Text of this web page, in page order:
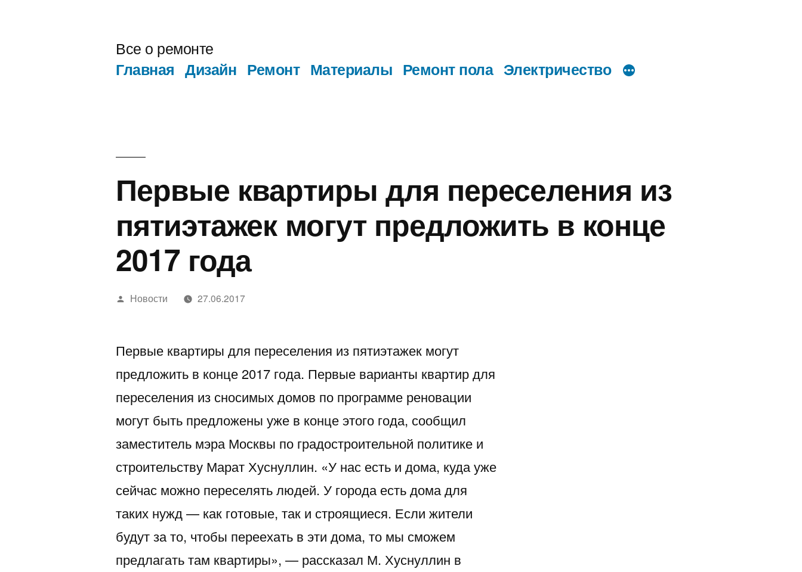
Все о ремонте
Главная Дизайн Ремонт Материалы Ремонт пола Электричество
Первые квартиры для переселения из
пятиэтажек могут предложить в конце
2017 года
Написано
Новости 27.06.2017
Первые квартиры для переселения из пятиэтажек могут
предложить в конце 2017 года. Первые варианты квартир для
переселения из сносимых домов по программе реновации
могут быть предложены уже в конце этого года, сообщил
заместитель мэра Москвы по градостроительной политике и
строительству Марат Хуснуллин. «У нас есть и дома, куда уже
сейчас можно переселять людей. У города есть дома для
таких нужд — как готовые, так и строящиеся. Если жители
будут за то, чтобы переехать в эти дома, то мы сможем
предлагать там квартиры», — рассказал М. Хуснуллин в